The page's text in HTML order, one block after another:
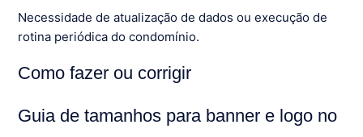
Necessidade de atualização de dados ou execução de
rotina periódica do condomínio.
Como fazer ou corrigir
Guia de tamanhos para banner e logo no